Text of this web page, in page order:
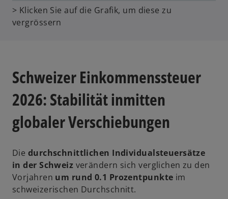
w
i
e
i
n
r
e
u
e
n
> Klicken Sie auf die Grafik, um diese zu
vergrössern
Schweizer Einkommenssteuer
2026: Stabilität inmitten
globaler Verschiebungen
Die durchschnittlichen Individualsteuersätze
in der Schweiz verändern sich verglichen zu den
Vorjahren um rund 0.1 Prozentpunkte im
schweizerischen Durchschnitt.